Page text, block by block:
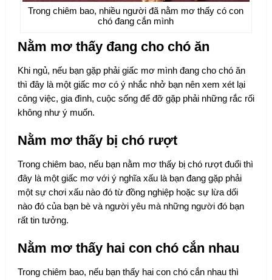
Trong chiêm bao, nhiều người đã nằm mơ thấy có con
chó đang cắn mình
Nằm mơ thấy đang cho chó ăn
Khi ngủ, nếu bạn gặp phải giấc mơ mình đang cho chó ăn
thì đây là một giấc mơ có ý nhắc nhở bạn nên xem xét lại
công việc, gia đình, cuộc sống để đỡ gặp phải những rắc rối
không như ý muốn.
Nằm mơ thấy bị chó rượt
Trong chiêm bao, nếu bạn nằm mơ thấy bị chó rượt đuổi thì
đây là một giấc mơ với ý nghĩa xấu là bạn đang gặp phải
một sự chơi xấu nào đó từ đồng nghiệp hoặc sự lừa dối
nào đó của bạn bè và người yêu mà những người đó bạn
rất tin tưởng.
Nằm mơ thấy hai con chó cắn nhau
Trong chiêm bao, nếu bạn thấy hai con chó cắn nhau thì